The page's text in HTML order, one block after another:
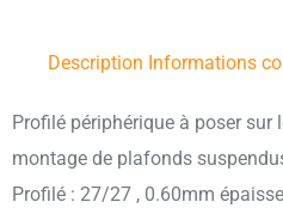
Description Informations
Profilé périphérique à poser sur
montage de plafonds
Profilé : 27/27 , 0.60mm